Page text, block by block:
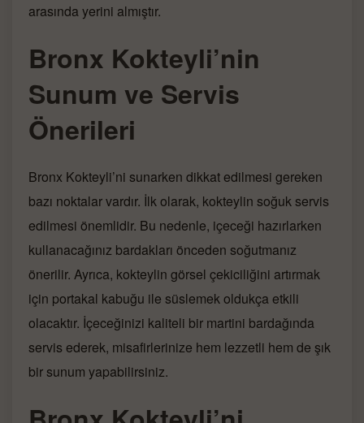
arasında yerini almıştır.
Bronx Kokteyli’nin
Sunum ve Servis
Önerileri
Bronx Kokteyli’ni sunarken dikkat edilmesi gereken
bazı noktalar vardır. İlk olarak, kokteylin soğuk servis
edilmesi önemlidir. Bu nedenle, içeceği hazırlarken
kullanacağınız bardakları önceden soğutmanız
önerilir. Ayrıca, kokteylin görsel çekiciliğini artırmak
için portakal kabuğu ile süslemek oldukça etkili
olacaktır. İçeceğinizi kaliteli bir martini bardağında
servis ederek, misafirlerinize hem lezzetli hem de şık
bir sunum yapabilirsiniz.